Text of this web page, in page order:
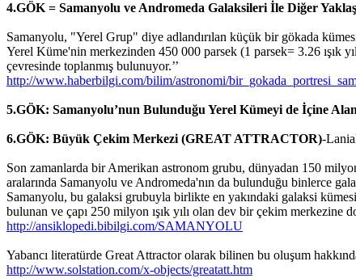
4.GÖK = Samanyolu ve Andromeda Galaksileri İle Diğer
Samanyolu, "Yerel Grup" diye adlandırılan küçük bir gökada
Yerel Küme'nin merkezinden 450 000 parsek (1 parsek= 3.26 ışık
çevresinde toplanmış bulunuyor.’’
http://www.haberbilgi.com/bilim/astronomi/
5.GÖK: Samanyolu’nun Bulunduğu Yerel Kümeyi de İçine
6.GÖK: Büyük Çekim Merkezi (GREAT ATTRACTOR)-
Son zamanlarda bir Amerikan astronom grubu, dünyadan 150
aralarında Samanyolu ve Andromeda'nın da bulunduğu binlerce
Samanyolu, bu galaksi grubuyla birlikte en yakındaki galaksi
bulunan ve çapı 250 milyon ışık yılı olan dev bir çekim
http://ansiklopedi.bibilgi.com/SAMANYOLU
Yabancı literatürde Great Attractor olarak bilinen bu oluşum
http://www.solstation.com/x-objects/greatatt.htm